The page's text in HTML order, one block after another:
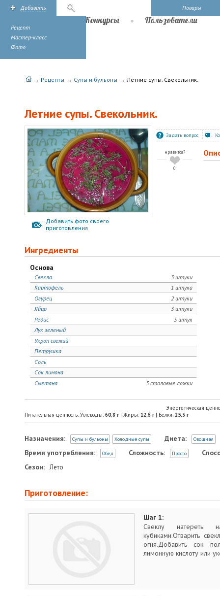
Повары
Добавить
Рецепт
Мастер-класс
Фото
Конкурсы Пользователи
→ Рецепты → Супы и бульоны → Летние супы. Свекольник.
Летние супы. Свекольник.
Добавить фото своего
приготовления
Задать вопрос
нравится?
0
Ингредиенты
Основа
3 штуки
Свекла
1 штука
Картофель
2 штуки
Огурец
3 штуки
Яйцо
5 штук
Редис
Лук зеленый
Укроп свежий
Петрушка
Соль
Сок лимона
3 столовые ложки
Сметана
Энергетическая
Питательная ценность: Углеводы: 60,8 г| Жиры: 12,6 г| Белки: 25,3 г
Назначения: Супы и бульоны Холодные супы Диета: Овощная
Время употребления: Обед Сложность: Просто
Сезон: Лето
Приготовление:
Шаг 1:
Свеклу натереть
кубиками.Отварить
огня.Добавить сок
лимонную кислоту или